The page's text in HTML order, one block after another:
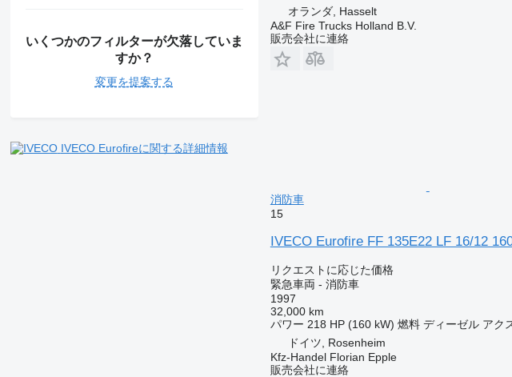
いくつかのフィルターが欠落していま
すか？
変更を提案する
IVECO Eurofireに関する詳細情報
オランダ, Hasselt
A&F Fire Trucks Holland B.V.
販売会社に連絡
消防車
15
IVECO Eurofire FF 135E22 LF 16/12
リクエストに応じた価格
緊急車両 - 消防車
1997
32,000 km
パワー 218 HP (160 kW) 燃料 ディーゼル アク
ドイツ, Rosenheim
Kfz-Handel Florian Epple
販売会社に連絡